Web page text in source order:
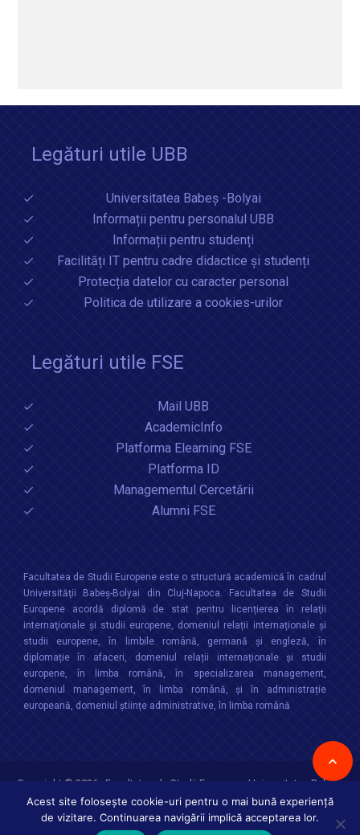
Legături utile UBB
Universitatea Babeș -Bolyai
Informații pentru personalul UBB
Informații pentru studenți
Facilități IT pentru cadre didactice și studenți
Protecția datelor cu caracter personal
Politica de utilizare a cookies-urilor
Legături utile FSE
Mail UBB
AcademicInfo
Platforma Elearning FSE
Platforma ID
Managementul Cercetării
Alumni FSE
Facultatea de Studii Europene este o structură academică în cadrul
Universităţii Babeș-Bolyai din Cluj-Napoca. Facultatea de Studii
Europene acordă diplomă de stat pentru licențierea în relaţii
internaţionale şi studii europene, domeniul relații internaționale şi
studii europene, în limbile română, germană și engleză, în
diplomație în afaceri, domeniul relații internaționale și studii
europene, în limba română, în specializarea management,
domeniul management, în limba română, și în administrație
europeană, domeniul științe administrative, în limba română
Copyright © 2026 : Facultatea de Studii Europene
Universitatea Babes-
Bolyai Toate drepturile rezervate
Acest site folosește cookie-uri pentru o mai bună experiență
de vizitare. Continuarea navigării implică acceptarea lor.